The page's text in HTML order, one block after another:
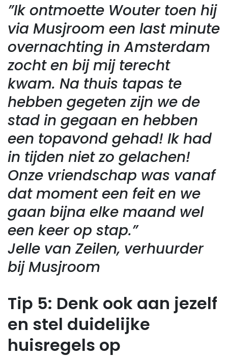
”Ik ontmoette Wouter toen hij
via Musjroom een last minute
overnachting in Amsterdam
zocht en bij mij terecht
kwam. Na thuis tapas te
hebben gegeten zijn we de
stad in gegaan en hebben
een topavond gehad! Ik had
in tijden niet zo gelachen!
Onze vriendschap was vanaf
dat moment een feit en we
gaan bijna elke maand wel
een keer op stap.”
Jelle van Zeilen, verhuurder
bij Musjroom
Tip 5: Denk ook aan jezelf
en stel duidelijke
huisregels op